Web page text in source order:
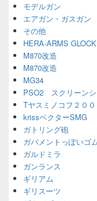
モデルガン
エアガン・ガスガン
その他
HERA-ARMS
M870改造
M870改造
MG34
PSO2 スクリーンシ
Tヤスミノコフ２０
krissベクターSMG
ガトリング砲
ガバメントっぽいゴ
ガルドミラ
ガンランス
ギリアム
ギリスーツ